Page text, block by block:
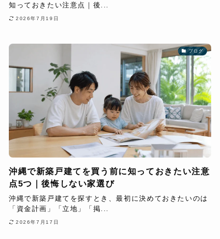
知っておきたい注意点｜後...
2026年7月19日
ブログ
沖縄で新築戸建てを買う前に知っておきたい注意
点5つ｜後悔しない家選び
沖縄で新築戸建てを探すとき、最初に決めておきたいのは
「資金計画」「立地」「掲...
2026年7月17日